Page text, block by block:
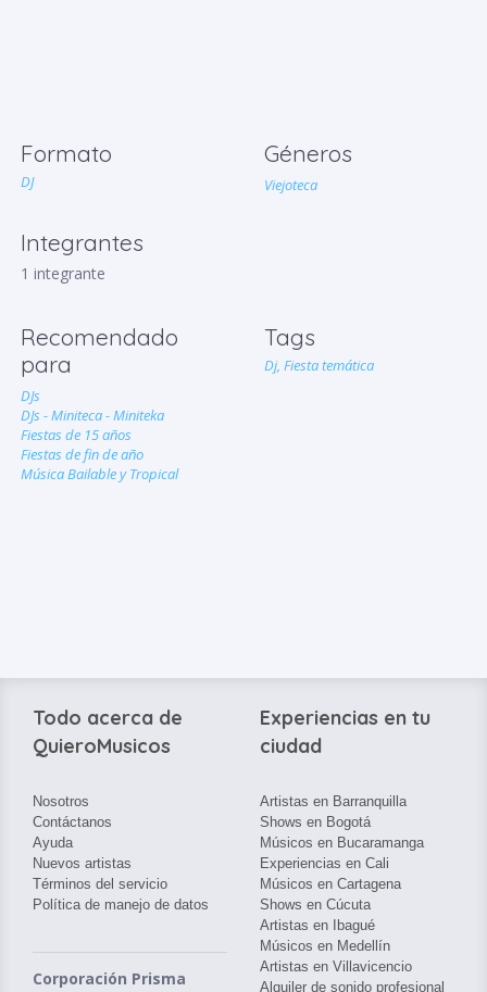
Formato
DJ
Integrantes
1 integrante
Géneros
Viejoteca
Recomendado
para
DJs
DJs - Miniteca - Miniteka
Fiestas de 15 años
Fiestas de fin de año
Música Bailable y Tropical
Tags
Dj, Fiesta temática
Todo acerca de
QuieroMusicos
Nosotros
Contáctanos
Ayuda
Nuevos artistas
Términos del servicio
Política de manejo de datos
Corporación Prisma
Experiencias en tu
ciudad
Artistas en Barranquilla
Shows en Bogotá
Músicos en Bucaramanga
Experiencias en Cali
Músicos en Cartagena
Shows en Cúcuta
Artistas en Ibagué
Músicos en Medellín
Artistas en Villavicencio
Alquiler de sonido profesional